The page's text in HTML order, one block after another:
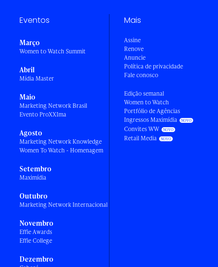
Eventos
Março
Women to Watch Summit
Abril
Mídia Master
Maio
Marketing Network Brasil
Evento ProXXIma
Agosto
Marketing Network Knowledge
Women To Watch - Homenagem
Setembro
Maximídia
Outubro
Marketing Network Internacional
Novembro
Effie Awards
Effie College
Dezembro
Mais
Assine
Renove
Anuncie
Política de privacidade
Fale conosco
Edição semanal
Women to Watch
Portfólio de Agências
Ingressos Maximídia
Convites WW
Retail Media